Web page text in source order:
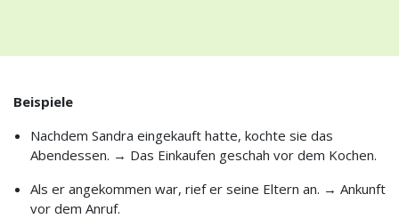
Beispiele
Nachdem Sandra eingekauft hatte, kochte sie das
Abendessen. → Das Einkaufen geschah vor dem Kochen.
Als er angekommen war, rief er seine Eltern an. → Ankunft
vor dem Anruf.